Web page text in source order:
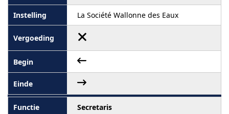
La Société Wallonne des Eaux
Secretaris